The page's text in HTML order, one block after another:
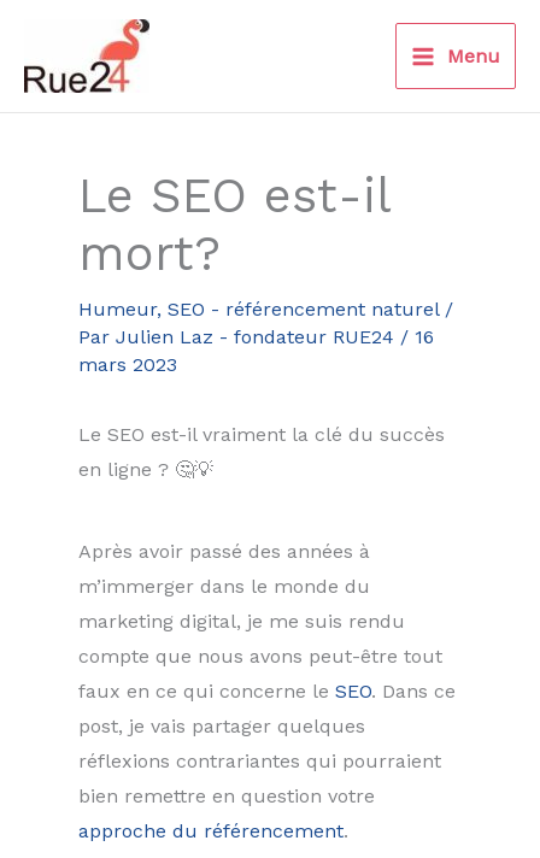
contenu
Menu
Le SEO est-il
mort?
Humeur, SEO - référencement naturel/
Par Julien Laz - fondateur RUE24 / 16
mars 2023
Le SEO est-il vraiment la clé du succès
en ligne ? 🤔💡
Après avoir passé des années à
m’immerger dans le monde du
marketing digital, je me suis rendu
compte que nous avons peut-être tout
faux en ce qui concerne le SEO. Dans ce
post, je vais partager quelques
réflexions contrariantes qui pourraient
bien remettre en question votre
approche du référencement.